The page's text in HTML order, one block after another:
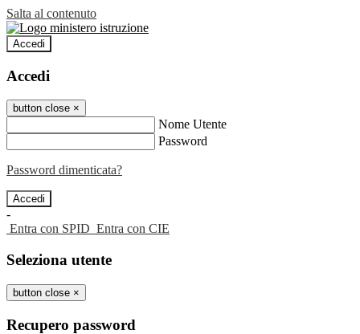
Salta al contenuto
Accedi
Accedi
button close ×
Nome Utente
Password
Password dimenticata?
-
Entra con SPID Entra con CIE
Seleziona utente
button close ×
Recupero password